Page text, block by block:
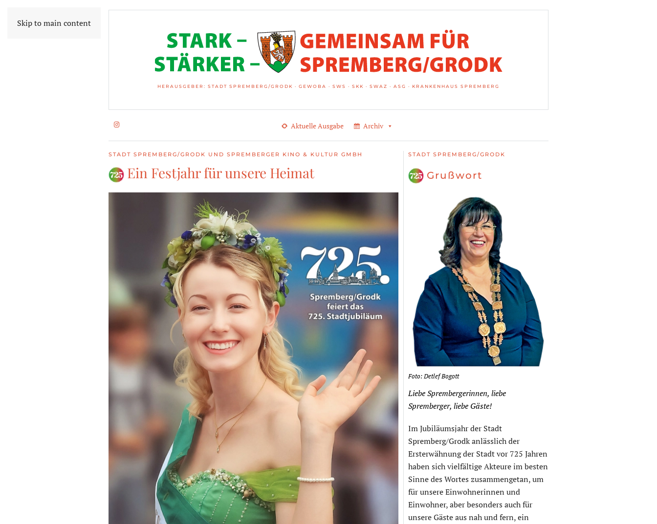
Skip to main content
HERAUSGEBER: STADT SPREMBERG/GRODK · GEWOBA · SWS · SKK · SWAZ · ASG · KRANKENHAUS SPREMBERG
Aktuelle Ausgabe Archiv
STADT SPREMBERG/GRODK UND SPREMBERGER KINO & KULTUR GMBH
Ein Festjahr für unsere Heimat
STADT SPREMBERG/GRODK
Grußwort
Foto: Detlef Bogott
Liebe Sprembergerinnen, liebe
Spremberger, liebe Gäste!
Im Jubiläumsjahr der Stadt
Spremberg/Grodk anlässlich der
Ersterwähnung der Stadt vor 725 Jahren
haben sich vielfältige Akteure im besten
Sinne des Wortes zusammengetan, um
für unsere Einwohnerinnen und
Einwohner, aber besonders auch für
unsere Gäste aus nah und fern, ein